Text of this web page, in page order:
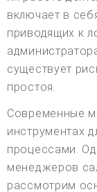
включает в
приводящих к
существует
простоя.
Современные
инструментах
процессами.
менеджеров
рассмотрим